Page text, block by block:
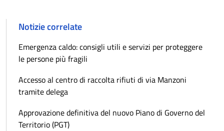
Notizie correlate
Emergenza caldo: consigli utili e servizi per proteggere
le persone più fragili
Accesso al centro di raccolta rifiuti di via Manzoni
tramite delega
Approvazione definitiva del nuovo Piano di Governo del
Territorio (PGT)